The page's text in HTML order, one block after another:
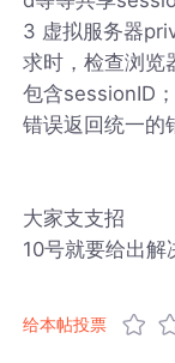
3 虚拟服务器
求时，检查浏览
包含sessionID
错误返回统一的
大家支支招
10号就要给出解
给本帖投票